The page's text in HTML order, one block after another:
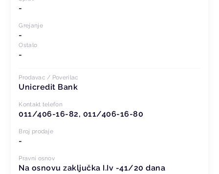
-
Grejanje
-
Ostalo
-
Prodavac / Poverilac
Unicredit Bank
Kontakt telefon
011/406-16-82, 011/406-16-80
Broj prodaje
-
Pravni osnov
Na osnovu zaključka I.Iv -41/20 dana